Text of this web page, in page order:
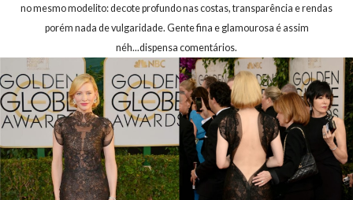
no mesmo modelito: decote profundo nas costas, transparência e rendas
porém nada de vulgaridade. Gente fina e glamourosa é assim
néh...dispensa comentários.